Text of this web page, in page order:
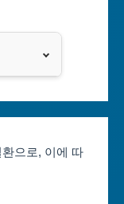
으로, 이에 따